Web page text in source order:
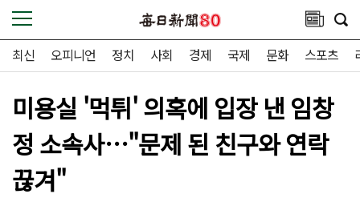
최신 오피니언 정치 사회 경제 국제 문화 스포츠
미용실 '먹튀' 의혹에 입장 낸 임창
정 소속사…"문제 된 친구와 연락
끊겨"